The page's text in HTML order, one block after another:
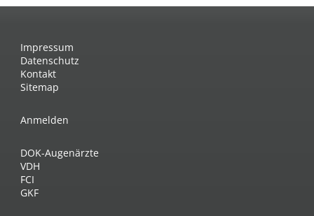
Impressum
Datenschutz
Kontakt
Sitemap
Anmelden
DOK-Augenärzte
VDH
FCI
GKF